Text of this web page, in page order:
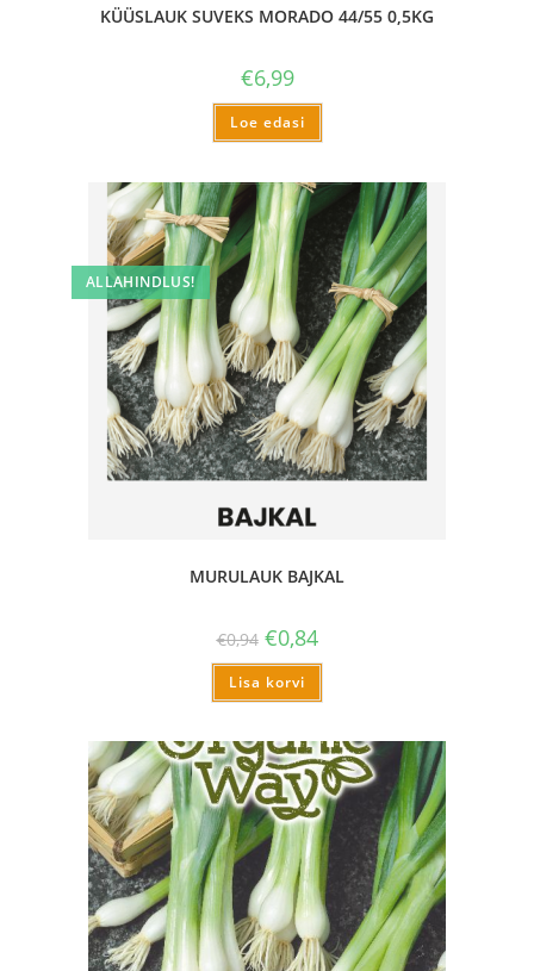
KÜÜSLAUK SUVEKS MORADO 44/55 0,5KG
€6,99
Loe edasi
ALLAHINDLUS!
MURULAUK BAJKAL
€0,94 €0,84
Lisa korvi